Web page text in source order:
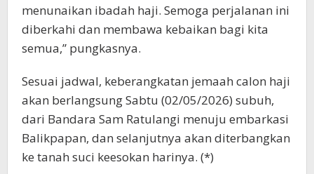
menunaikan ibadah haji. Semoga perjalanan ini
diberkahi dan membawa kebaikan bagi kita
semua,” pungkasnya.
Sesuai jadwal, keberangkatan jemaah calon haji
akan berlangsung Sabtu (02/05/2026) subuh,
dari Bandara Sam Ratulangi menuju embarkasi
Balikpapan, dan selanjutnya akan diterbangkan
ke tanah suci keesokan harinya. (*)